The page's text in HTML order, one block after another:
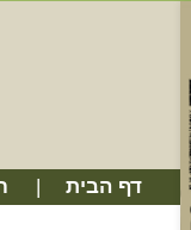
דף הבית